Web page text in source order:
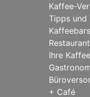
Kaffee-
Tipps und
Ihre
+ Café